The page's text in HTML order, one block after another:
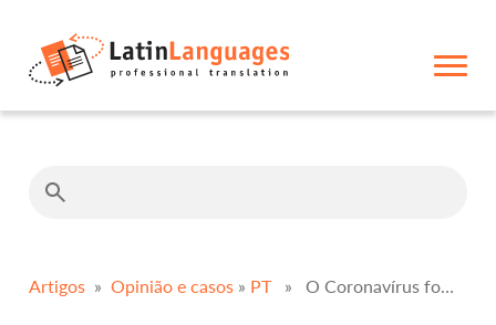
Artigos »Opinião e casos » PT» O Coronavírus foi inteligente com a ômicron? (publicado em janeiro de 2022)